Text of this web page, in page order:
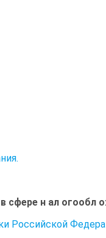
сфере н ал огообл
Российской